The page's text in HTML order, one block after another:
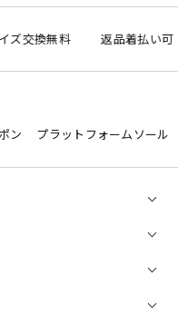
ズ交換無料 返品着払い可
ン プラットフォームソール